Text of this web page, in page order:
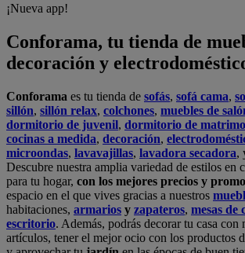
¡Nueva app!
Conforama, tu tienda de
decoración y
Conforama es tu tienda de sofás, sofá cama,
sillón, sillón relax, colchones, muebles de
dormitorio de juvenil, dormitorio de
cocinas a medida, decoración,
microondas, lavavajillas, lavadora secadora,
Descubre nuestra amplia variedad de estilos en
para tu hogar, con los mejores precios y
espacio en el que vives gracias a nuestros
habitaciones, armarios y zapateros, mesas de
escritorio. Además, podrás decorar tu casa con
artículos, tener el mejor ocio con los productos